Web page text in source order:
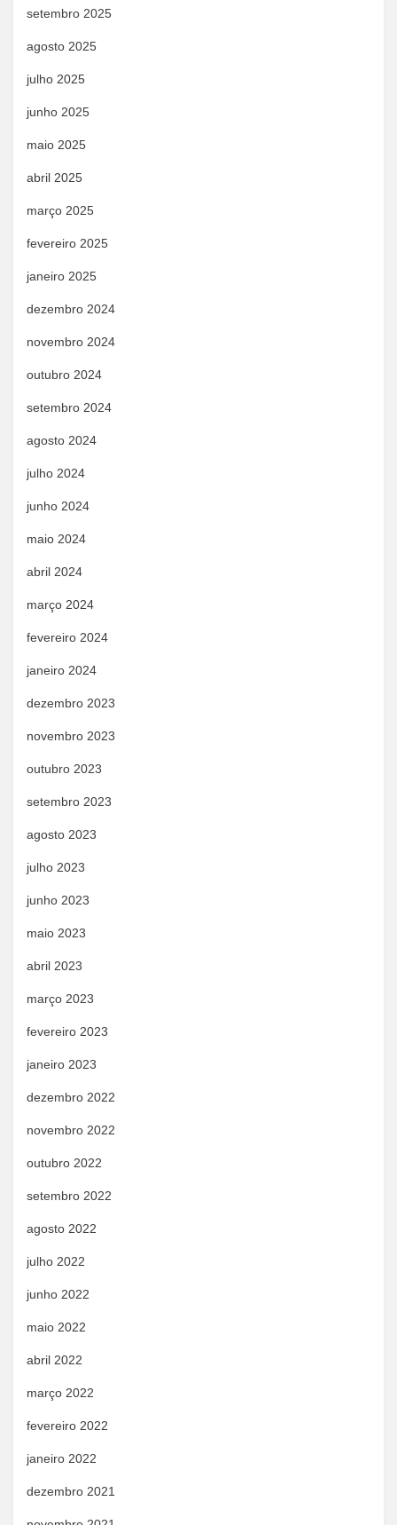
setembro 2025
agosto 2025
julho 2025
junho 2025
maio 2025
abril 2025
março 2025
fevereiro 2025
janeiro 2025
dezembro 2024
novembro 2024
outubro 2024
setembro 2024
agosto 2024
julho 2024
junho 2024
maio 2024
abril 2024
março 2024
fevereiro 2024
janeiro 2024
dezembro 2023
novembro 2023
outubro 2023
setembro 2023
agosto 2023
julho 2023
junho 2023
maio 2023
abril 2023
março 2023
fevereiro 2023
janeiro 2023
dezembro 2022
novembro 2022
outubro 2022
setembro 2022
agosto 2022
julho 2022
junho 2022
maio 2022
abril 2022
março 2022
fevereiro 2022
janeiro 2022
dezembro 2021